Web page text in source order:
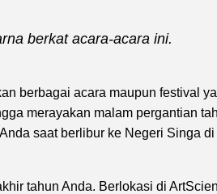
berkat acara-acara ini.
berbagai acara maupun festival
merayakan malam pergantian
saat berlibur ke Negeri Singa
tahun Anda. Berlokasi di